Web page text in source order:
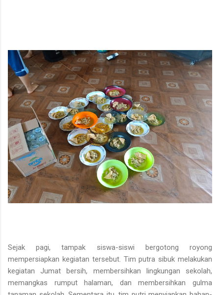
Sejak pagi, tampak siswa-siswi bergotong royong
mempersiapkan kegiatan tersebut. Tim putra sibuk melakukan
kegiatan Jumat bersih, membersihkan lingkungan sekolah,
memangkas rumput halaman, dan membersihkan gulma